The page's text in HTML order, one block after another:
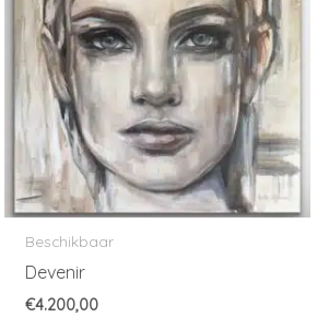
Beschikbaar
Devenir
€4.200,00